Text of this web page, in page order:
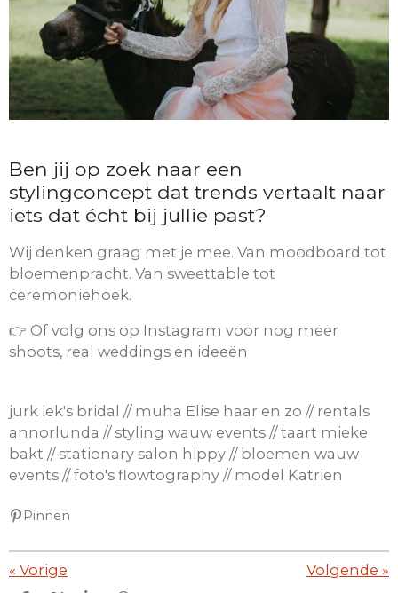
Ben jij op zoek naar een
stylingconcept dat trends vertaalt naar
iets dat écht bij jullie past?
Wij denken graag met je mee. Van moodboard tot
bloemenpracht. Van sweettable tot
ceremoniehoek.
👉 Of volg ons op Instagram voor nog meer
shoots, real weddings en ideeën
jurk iek's bridal // muha Elise haar en zo // rentals
annorlunda // styling wauw events // taart mieke
bakt // stationary salon hippy // bloemen wauw
events // foto's flowtography // model Katrien
Pinnen
« Vorige Volgende »